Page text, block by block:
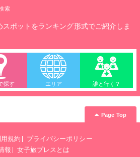
索
ポットをランキング形式でご紹介しま
探す エリア 誰と行く？
Page Top
規約
プライバシーポリシー
報
女子旅プレスとは